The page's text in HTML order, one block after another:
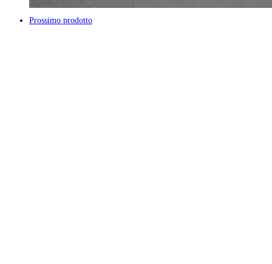
Prossimo prodotto